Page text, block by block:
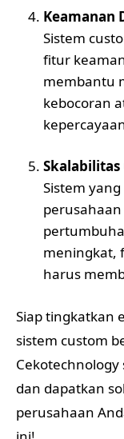
Keamanan
Sistem
fitur
membantu
kebocoran
Sistem
meningkat,
harus
Siap tingkatkan
sistem custom
dan dapatkan
perusahaan